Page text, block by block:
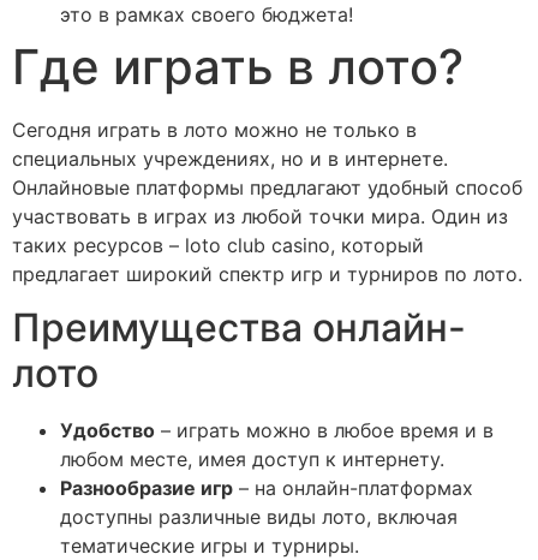
это в рамках своего бюджета!
Где играть в лото?
Сегодня играть в лото можно не только в
специальных учреждениях, но и в интернете.
Онлайновые платформы предлагают удобный способ
участвовать в играх из любой точки мира. Один из
таких ресурсов – loto club casino, который
предлагает широкий спектр игр и турниров по лото.
Преимущества онлайн-
лото
Удобство – играть можно в любое время и в
любом месте, имея доступ к интернету.
Разнообразие игр – на онлайн-платформах
доступны различные виды лото, включая
тематические игры и турниры.